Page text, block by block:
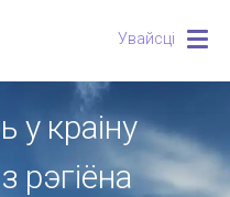
Увайсці
у краіну
рэгіёна